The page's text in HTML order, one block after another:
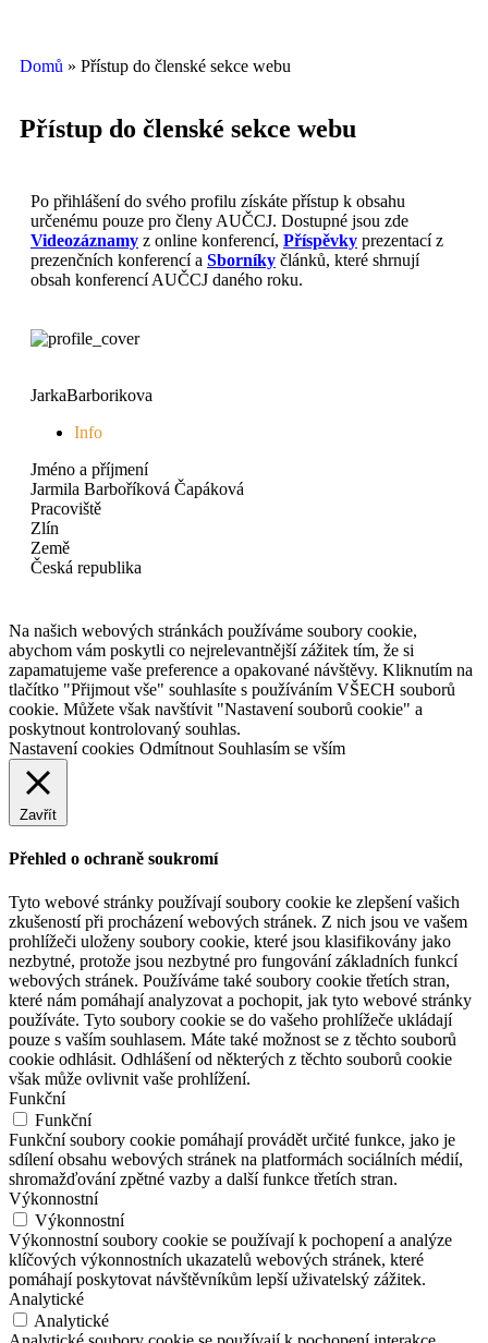
Domů » Přístup do členské sekce webu
Přístup do členské sekce webu
Po přihlášení do svého profilu získáte přístup k obsahu
určenému pouze pro členy AUČCJ. Dostupné jsou zde
Videozáznamy z online konferencí, Příspěvky prezentací z
prezenčních konferencí a Sborníky článků, které shrnují
obsah konferencí AUČCJ daného roku.
JarkaBarborikova
Info
Jméno a příjmení
Jarmila Barboříková Čapáková
Pracoviště
Zlín
Země
Česká republika
Na našich webových stránkách používáme soubory cookie,
abychom vám poskytli co nejrelevantnější zážitek tím, že si
zapamatujeme vaše preference a opakované návštěvy. Kliknutím na
tlačítko "Přijmout vše" souhlasíte s používáním VŠECH souborů
cookie. Můžete však navštívit "Nastavení souborů cookie" a
poskytnout kontrolovaný souhlas.
Nastavení cookies Odmítnout Souhlasím se vším
Zavřít
Přehled o ochraně soukromí
Tyto webové stránky používají soubory cookie ke zlepšení vašich
zkušeností při procházení webových stránek. Z nich jsou ve vašem
prohlížeči uloženy soubory cookie, které jsou klasifikovány jako
nezbytné, protože jsou nezbytné pro fungování základních funkcí
webových stránek. Používáme také soubory cookie třetích stran,
které nám pomáhají analyzovat a pochopit, jak tyto webové stránky
používáte. Tyto soubory cookie se do vašeho prohlížeče ukládají
pouze s vaším souhlasem. Máte také možnost se z těchto souborů
cookie odhlásit. Odhlášení od některých z těchto souborů cookie
však může ovlivnit vaše prohlížení.
Funkční
Funkční
Funkční soubory cookie pomáhají provádět určité funkce, jako je
sdílení obsahu webových stránek na platformách sociálních médií,
shromažďování zpětné vazby a další funkce třetích stran.
Výkonnostní
Výkonnostní
Výkonnostní soubory cookie se používají k pochopení a analýze
klíčových výkonnostních ukazatelů webových stránek, které
pomáhají poskytovat návštěvníkům lepší uživatelský zážitek.
Analytické
Analytické